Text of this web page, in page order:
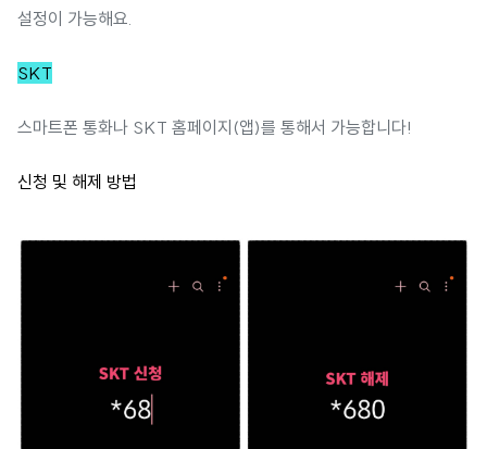
설정이 가능해요.
SKT
스마트폰 통화나 SKT 홈페이지(앱)를 통해서 가능합니다!
신청 및 해제 방법